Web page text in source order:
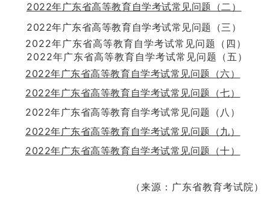
2022年广东省高等教育自学考试常见问题（二）
2022年广东省高等教育自学考试常见问题（三）
2022年广东省高等教育自学考试常见问题（四）
2022年广东省高等教育自学考试常见问题（五）
2022年广东省高等教育自学考试常见问题（六）
2022年广东省高等教育自学考试常见问题（七）
2022年广东省高等教育自学考试常见问题（八）
2022年广东省高等教育自学考试常见问题（九）
2022年广东省高等教育自学考试常见问题（十）
（来源：广东省教育考试院）